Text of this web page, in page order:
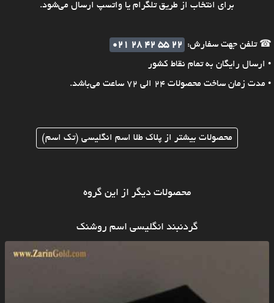
برای انتخاب از طریق تلگرام یا واتسپ ارسال می‌شود.
☎ تلفن جهت سفارش:
021 28 42 55 22
• ارسال رایگان به تمام نقاط کشور
• مدت زمان ساخت محصولات 24 الی 72 ساعت می‌باشد.
محصولات بیشتر از پلاک طلا اسم انگلیسی (تک اسم)
محصولات دیگر از این گروه
گردنبند انگلیسی اسم روشنک